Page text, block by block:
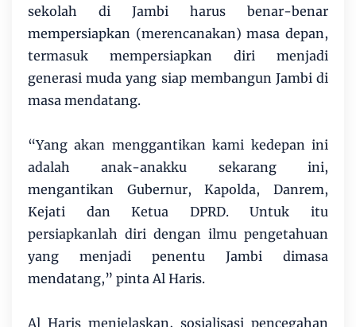
sekolah di Jambi harus benar-benar
mempersiapkan (merencanakan) masa depan,
termasuk mempersiapkan diri menjadi
generasi muda yang siap membangun Jambi di
masa mendatang.
“Yang akan menggantikan kami kedepan ini
adalah anak-anakku sekarang ini,
mengantikan Gubernur, Kapolda, Danrem,
Kejati dan Ketua DPRD. Untuk itu
persiapkanlah diri dengan ilmu pengetahuan
yang menjadi penentu Jambi dimasa
mendatang,” pinta Al Haris.
Al Haris menjelaskan, sosialisasi pencegahan